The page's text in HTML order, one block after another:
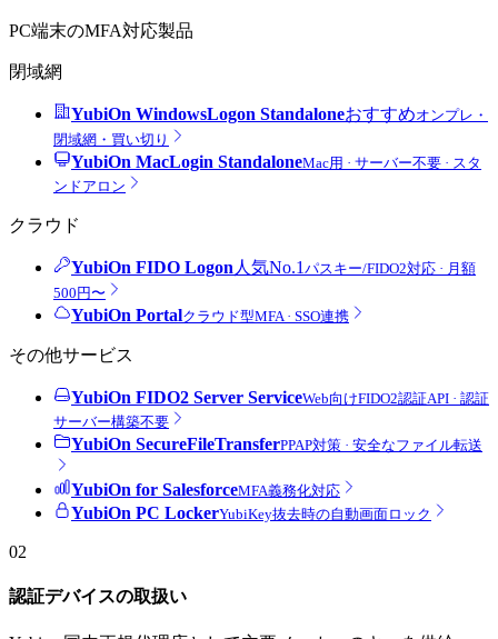
PC端末のMFA対応製品
閉域網
YubiOn WindowsLogon Standaloneおすすめオンプレ・
閉域網・買い切り
YubiOn MacLogin StandaloneMac用 · サーバー不要 · スタ
ンドアロン
クラウド
YubiOn FIDO Logon 人気No.1 パスキー/FIDO2対応 · 月額
500円〜
YubiOn Portalクラウド型MFA · SSO連携
その他サービス
YubiOn FIDO2 Server ServiceWeb向けFIDO2認証API · 認証
サーバー構築不要
YubiOn SecureFileTransferPPAP対策 · 安全なファイル転送
YubiOn for SalesforceMFA義務化対応
YubiOn PC LockerYubiKey抜去時の自動画面ロック
02
認証デバイスの取扱い